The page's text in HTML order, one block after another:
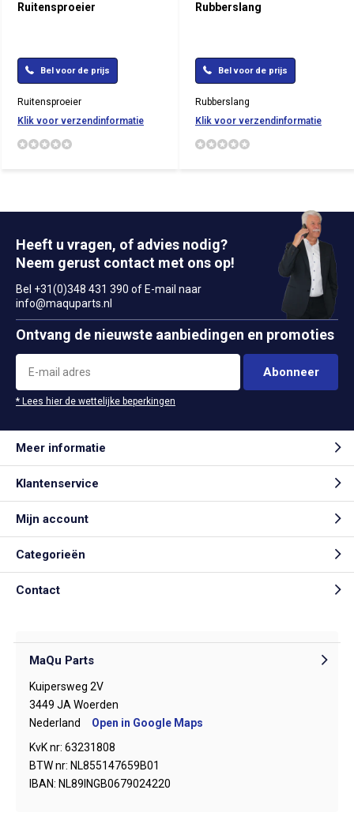
Ruitensproeier
Bel voor de prijs
Ruitensproeier
Klik voor verzendinformatie
Rubberslang
Bel voor de prijs
Rubberslang
Klik voor verzendinformatie
Heeft u vragen, of advies nodig?
Neem gerust contact met ons op!
Bel +31(0)348 431 390 of E-mail naar
info@maquparts.nl
Ontvang de nieuwste aanbiedingen en promoties
Abonneer
* Lees hier de wettelijke beperkingen
Meer informatie
Klantenservice
Mijn account
Categorieën
Contact
MaQu Parts
Kuipersweg 2V
3449 JA Woerden
Nederland
Open in Google Maps
KvK nr: 63231808
BTW nr: NL855147659B01
IBAN: NL89INGB0679024220